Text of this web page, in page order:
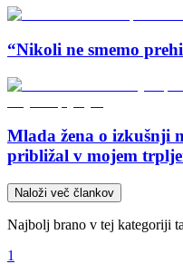
“Nikoli ne smemo
Mlada žena o izkušnji
približal v mojem
Naloži več člankov
Najbolj brano v tej kategoriji
1